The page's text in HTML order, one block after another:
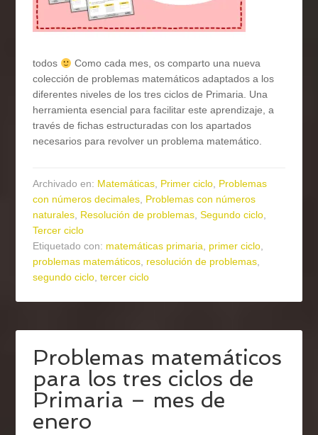
todos
Como cada mes, os comparto una nueva
colección de problemas matemáticos adaptados a los
diferentes niveles de los tres ciclos de Primaria. Una
herramienta esencial para facilitar este aprendizaje, a
través de fichas estructuradas con los apartados
necesarios para revolver un problema matemático.
Archivado en: Matemáticas, Primer ciclo, Problemas
con números decimales, Problemas con números
naturales, Resolución de problemas,Segundo ciclo,
Tercer ciclo
Etiquetado con: matemáticas primaria, primer ciclo,
problemas matemáticos, resolución de problemas,
segundo ciclo,tercer ciclo
Problemas matemáticos
para los tres ciclos de
Primaria – mes de
enero